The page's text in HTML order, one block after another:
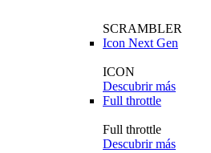
SCRAMBLER
Icon Next Gen
ICON
Descubrir más
Full throttle
Full throttle
Descubrir más